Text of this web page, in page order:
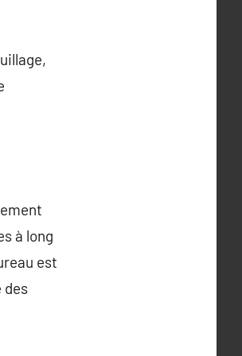
à long
est
des